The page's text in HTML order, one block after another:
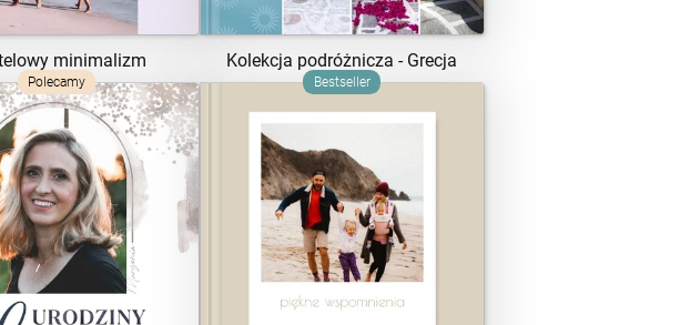
minimalizm Kolekcja podróżnicza - Grecja
Polecamy
SZABLON
Bestseller
ZOBACZ SZABLON